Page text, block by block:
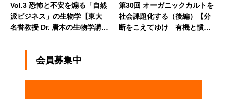
Vol.3 恐怖と不安を煽る「自然
派ビジネス」の生物学【東大
名誉教授 Dr. 唐木の生物学講
第30回 オーガニックカルトを
社会課題化する（後編）【分
断をこえてゆけ 有機と慣行
会員募集中